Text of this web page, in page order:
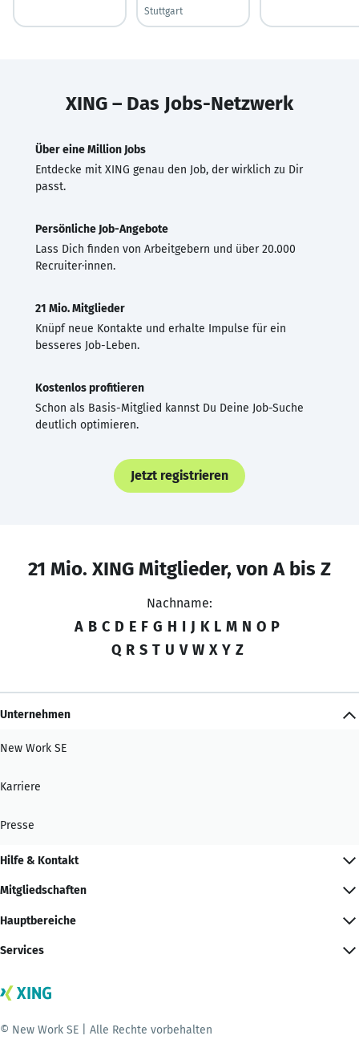
Stuttgart
XING – Das Jobs-Netzwerk
Über eine Million Jobs
Entdecke mit XING genau den Job, der wirklich zu Dir
passt.
Persönliche Job-Angebote
Lass Dich finden von Arbeitgebern und über 20.000
Recruiter·innen.
21 Mio. Mitglieder
Knüpf neue Kontakte und erhalte Impulse für ein
besseres Job-Leben.
Kostenlos profitieren
Schon als Basis-Mitglied kannst Du Deine Job-Suche
deutlich optimieren.
Jetzt registrieren
21 Mio. XING Mitglieder, von A bis Z
Nachname:
A B C D E F G H I J K L M N O P
Q R S T U V W X Y Z
Unternehmen
New Work SE
Karriere
Presse
Hilfe & Kontakt
Mitgliedschaften
Hauptbereiche
Services
© New Work SE | Alle Rechte vorbehalten